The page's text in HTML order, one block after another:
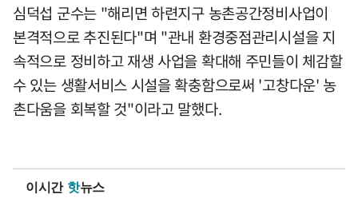
심덕섭 군수는 "해리면 하련지구 농촌공간정비사업이
본격적으로 추진된다"며 "관내 환경중점관리시설을 지
속적으로 정비하고 재생 사업을 확대해 주민들이 체감할
수 있는 생활서비스 시설을 확충함으로써 '고창다운' 농
촌다움을 회복할 것"이라고 말했다.
이시간 핫뉴스